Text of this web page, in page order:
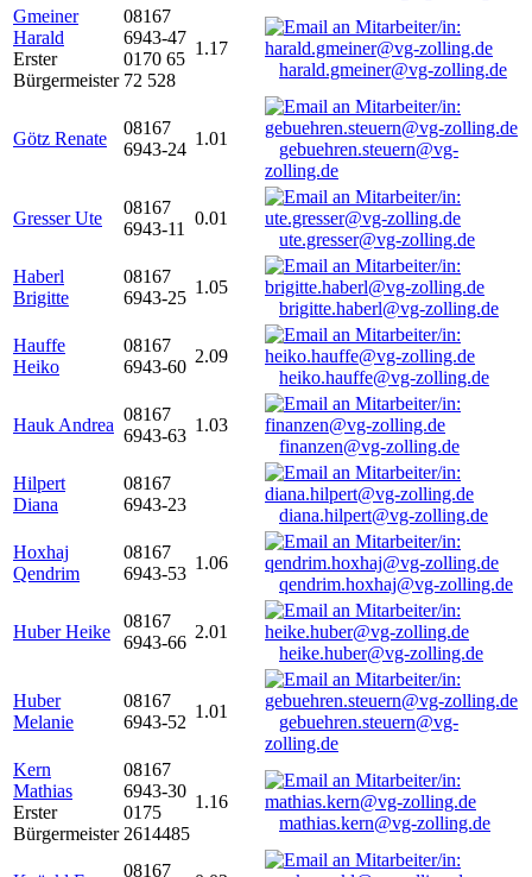
Gmeiner
Harald
Erster
Bürgermeister
08167
6943-47
0170 65
72 528
1.17
harald.gmeiner@vg-zolling.de
Götz Renate
08167
6943-24
1.01
gebuehren.steuern@vg-
zolling.de
Gresser Ute
08167
6943-11
0.01
ute.gresser@vg-zolling.de
Haberl
Brigitte
08167
6943-25
1.05
brigitte.haberl@vg-zolling.de
Hauffe
Heiko
08167
6943-60
2.09
heiko.hauffe@vg-zolling.de
Hauk Andrea
08167
6943-63
1.03
finanzen@vg-zolling.de
Hilpert
Diana
08167
6943-23
diana.hilpert@vg-zolling.de
Hoxhaj
Qendrim
08167
6943-53
1.06
qendrim.hoxhaj@vg-zolling.de
Huber Heike
08167
6943-66
2.01
heike.huber@vg-zolling.de
Huber
Melanie
08167
6943-52
1.01
gebuehren.steuern@vg-
zolling.de
Kern
Mathias
Erster
Bürgermeister
08167
6943-30
0175
2614485
1.16
mathias.kern@vg-zolling.de
08167